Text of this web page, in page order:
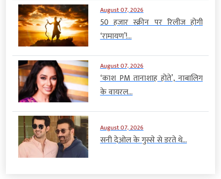
August 07, 2026
50 हजार स्क्रीन पर रिलीज होगी
‘रामायण’!...
August 07, 2026
‘काश PM तानाशाह होते’, नाबालिग
के वायरल...
August 07, 2026
सनी देओल के गुस्से से डरते थे...